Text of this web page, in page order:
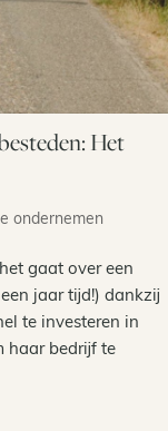
Het
ondernemen
gaat over een
jaar tijd!) dankzij
te investeren in
haar bedrijf te